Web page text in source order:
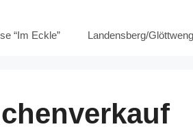
“Im Eckle” Landensberg/Glöttweng